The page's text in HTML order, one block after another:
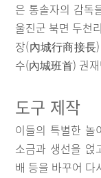
은 통솔자의 감독
울진군 북면 두천
장(內城行商接長
수(內城班首) 권
도구 제작
이들의 특별한 놀
소금과 생선을 얹
배 등을 바꾸어 다